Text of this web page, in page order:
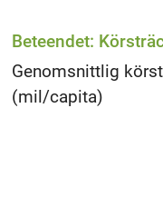
Beteendet:
Genomsnittlig
(mil/capita)